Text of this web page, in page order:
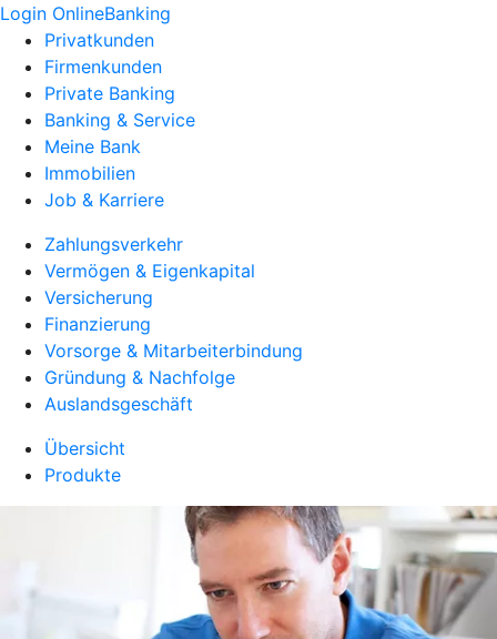
Login OnlineBanking
Privatkunden
Firmenkunden
Private Banking
Banking & Service
Meine Bank
Immobilien
Job & Karriere
Zahlungsverkehr
Vermögen & Eigenkapital
Versicherung
Finanzierung
Vorsorge & Mitarbeiterbindung
Gründung & Nachfolge
Auslandsgeschäft
Übersicht
Produkte